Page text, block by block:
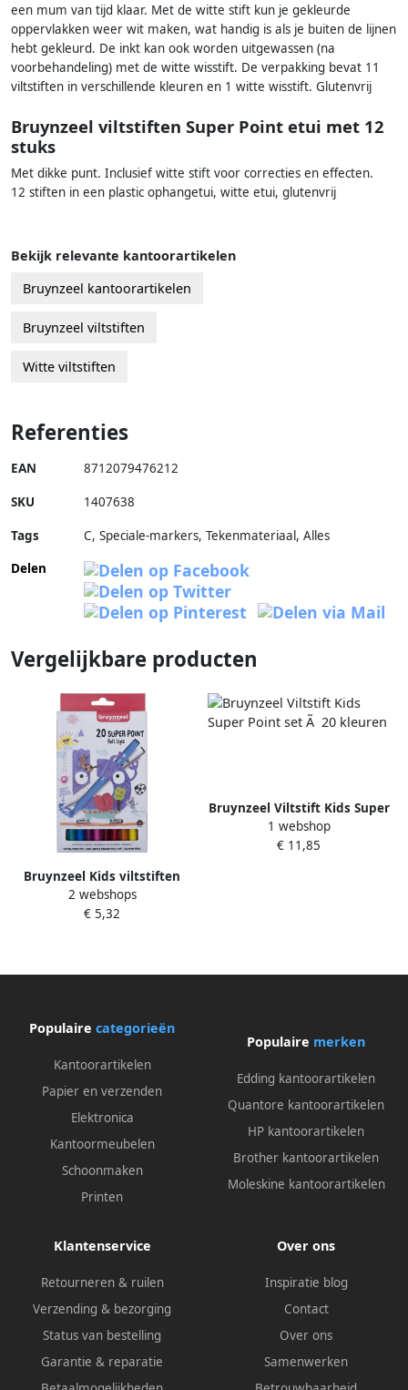
een mum van tijd klaar. Met de witte stift kun je gekleurde
oppervlakken weer wit maken, wat handig is als je buiten de lijnen
hebt gekleurd. De inkt kan ook worden uitgewassen (na
voorbehandeling) met de witte wisstift. De verpakking bevat 11
viltstiften in verschillende kleuren en 1 witte wisstift. Glutenvrij
Bruynzeel viltstiften Super Point etui met 12
stuks
Met dikke punt. Inclusief witte stift voor correcties en effecten.
12 stiften in een plastic ophangetui, witte etui, glutenvrij
Bekijk relevante kantoorartikelen
Bruynzeel kantoorartikelen
Bruynzeel viltstiften
Witte viltstiften
Referenties
EAN 8712079476212
SKU 1407638
Tags
C, Speciale-markers, Tekenmateriaal, Alles
Delen
Vergelijkbare producten
Bruynzeel Kids viltstiften
Super Point set van 20 stuks
in geassorteerde kleuren
2 webshops
€ 5,32
Bruynzeel Viltstift Kids Super
Point set Ã 20 kleuren
1 webshop
€ 11,85
Populaire categorieën
Kantoorartikelen
Papier en verzenden
Elektronica
Kantoormeubelen
Schoonmaken
Printen
Populaire merken
Edding kantoorartikelen
Quantore kantoorartikelen
HP kantoorartikelen
Brother kantoorartikelen
Moleskine kantoorartikelen
Klantenservice
Retourneren & ruilen
Verzending & bezorging
Status van bestelling
Garantie & reparatie
Over ons
Inspiratie blog
Contact
Over ons
Samenwerken